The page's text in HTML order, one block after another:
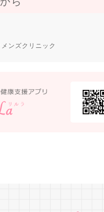
ンズクリニック